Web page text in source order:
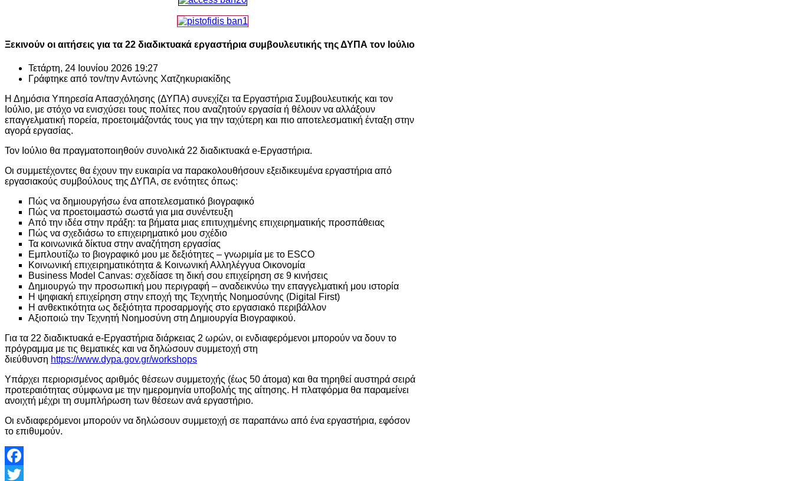
Ξεκινούν οι αιτήσεις για τα 22 διαδικτυακά εργαστήρια συμβουλευτικής της ΔΥΠΑ τον Ιούλιο
Τετάρτη, 24 Ιουνίου 2026 19:27
Γράφτηκε από τον/τηνΑντώνης Χατζηκυριακίδης
Η Δημόσια Υπηρεσία Απασχόλησης (ΔΥΠΑ) συνεχίζει τα Εργαστήρια Συμβουλευτικής και τον
Ιούλιο, με στόχο να ενισχύσει τους πολίτες που αναζητούν εργασία ή θέλουν να αλλάξουν
επαγγελματική πορεία, προετοιμάζοντάς τους για την ταχύτερη και πιο αποτελεσματική ένταξη στην
αγορά εργασίας.
Τον Ιούλιο θα πραγματοποιηθούν συνολικά 22 διαδικτυακά e-Εργαστήρια.
Οι συμμετέχοντες θα έχουν την ευκαιρία να παρακολουθήσουν εξειδικευμένα εργαστήρια από
εργασιακούς συμβούλους της ΔΥΠΑ, σε ενότητες όπως:
Πώς να δημιουργήσω ένα αποτελεσματικό βιογραφικό
Πώς να προετοιμαστώ σωστά για μια συνέντευξη
Από την ιδέα στην πράξη: τα βήματα μιας επιτυχημένης επιχειρηματικής προσπάθειας
Πώς να σχεδιάσω το επιχειρηματικό μου σχέδιο
Τα κοινωνικά δίκτυα στην αναζήτηση εργασίας
Εμπλουτίζω το βιογραφικό μου με δεξιότητες – γνωριμία με το ESCO
Κοινωνική επιχειρηματικότητα & Κοινωνική Αλληλέγγυα Οικονομία
Business Model Canvas: σχεδίασε τη δική σου επιχείρηση σε 9 κινήσεις
Δημιουργώ την προσωπική μου περιγραφή – αναδεικνύω την επαγγελματική μου ιστορία
Η ψηφιακή επιχείρηση στην εποχή της Τεχνητής Νοημοσύνης (Digital First)
Η ανθεκτικότητα ως δεξιότητα προσαρμογής στο εργασιακό περιβάλλον
Αξιοποιώ την Τεχνητή Νοημοσύνη στη Δημιουργία Βιογραφικού.
Για τα 22 διαδικτυακά e-Εργαστήρια διάρκειας 2 ωρών, οι ενδιαφερόμενοι μπορούν να δουν το
πρόγραμμα με τις θεματικές και να δηλώσουν συμμετοχή στη
διεύθυνση https://www.dypa.gov.gr/workshops
Υπάρχει περιορισμένος αριθμός θέσεων συμμετοχής (έως 50 άτομα) και θα τηρηθεί αυστηρά σειρά
προτεραιότητας σύμφωνα με την ημερομηνία υποβολής της αίτησης. Η πλατφόρμα θα παραμείνει
ανοιχτή μέχρι τη συμπλήρωση των θέσεων ανά εργαστήριο.
Οι ενδιαφερόμενοι μπορούν να δηλώσουν συμμετοχή σε παραπάνω από ένα εργαστήρια, εφόσον
το επιθυμούν.
Facebook